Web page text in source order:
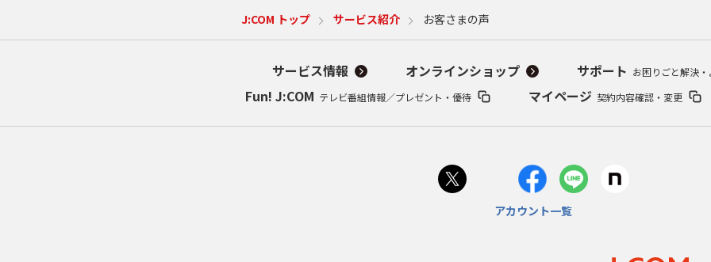
J:COM トップ サービス紹介 お客さまの声
サービス情報 オンラインショップ サポート お困りごと解決
Fun! J:COM テレビ番組情報／プレゼント・優待 マイページ 契約内容確認・変更
アカウント一覧